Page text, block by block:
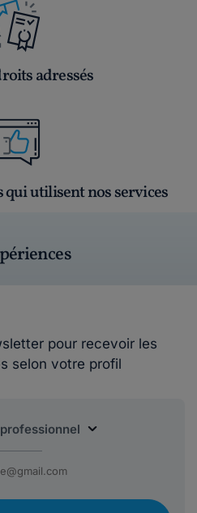
adressés
qui utilisent nos services
pour recevoir les
selon votre profil